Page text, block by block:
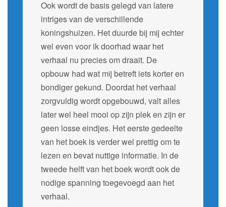
Ook wordt de basis gelegd van latere
intriges van de verschillende
koningshuizen. Het duurde bij mij echter
wel even voor ik doorhad waar het
verhaal nu precies om draait. De
opbouw had wat mij betreft iets korter en
bondiger gekund. Doordat het verhaal
zorgvuldig wordt opgebouwd, valt alles
later wel heel mooi op zijn plek en zijn er
geen losse eindjes. Het eerste gedeelte
van het boek is verder wel prettig om te
lezen en bevat nuttige informatie. In de
tweede helft van het boek wordt ook de
nodige spanning toegevoegd aan het
verhaal.